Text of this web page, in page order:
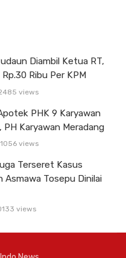
Diambil Ketua RT,
Ribu Per KPM
views
PHK 9 Karyawan
PH Karyawan Meradang
views
Terseret Kasus
Asmawa Tosepu Dinilai
views